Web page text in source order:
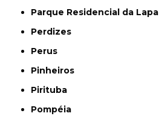
Parque Residencial da Lapa
Perdizes
Perus
Pinheiros
Pirituba
Pompéia